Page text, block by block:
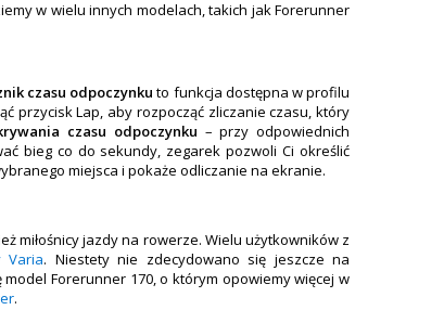
w wielu innych modelach, takich jak Forerunner
czasu odpoczynku to funkcja dostępna w profilu
przycisk Lap, aby rozpocząć zliczanie czasu, który
czasu odpoczynku – przy odpowiednich
bieg co do sekundy, zegarek pozwoli Ci określić
miejsca i pokaże odliczanie na ekranie.
miłośnicy jazdy na rowerze. Wielu użytkowników z
Varia. Niestety nie zdecydowano się jeszcze na
Forerunner 170, o którym opowiemy więcej w
.